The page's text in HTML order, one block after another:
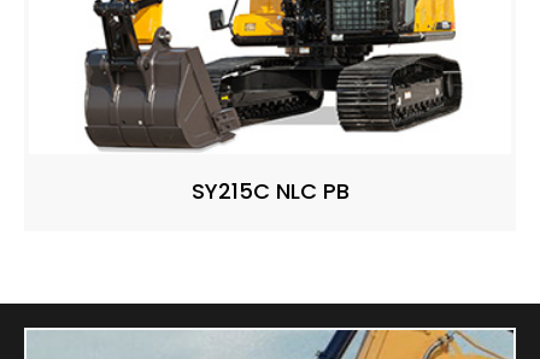
SY215C NLC PB